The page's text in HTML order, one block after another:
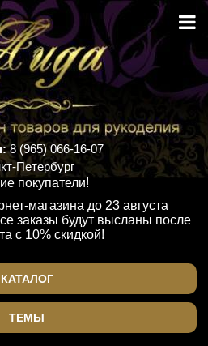
8 (965) 066-16-07
Петербург
покупатели!
магазина до 23 августа
заказы будут высланы после
с 10% скидкой!
КАТАЛОГ
ТЕМЫ